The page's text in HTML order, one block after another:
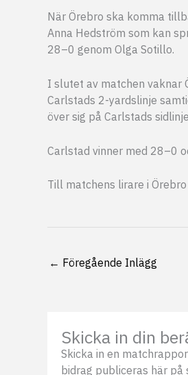
När Örebro ska komma
Anna Hedström som kan
28–0 genom Olga Sotillo.
I slutet av matchen vaknar
Carlstads 2-yardslinje
över sig på Carlstads
Carlstad vinner med 28–0
Till matchens lirare i
← Föregående Inlägg
Skicka in din
Skicka in en
bidrag publiceras här på